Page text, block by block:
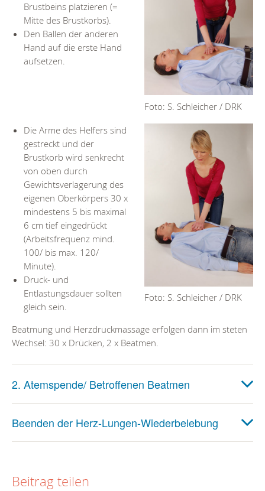
Foto: S. Schleicher / DRK
Brustbeins platzieren (=
Mitte des Brustkorbs).
Den Ballen der anderen
Hand auf die erste Hand
aufsetzen.
Foto: S. Schleicher / DRK
Die Arme des Helfers sind
gestreckt und der
Brustkorb wird senkrecht
von oben durch
Gewichtsverlagerung des
eigenen Oberkörpers 30 x
mindestens 5 bis maximal
6 cm tief eingedrückt
(Arbeitsfrequenz mind.
100/ bis max. 120/
Minute).
Druck- und
Entlastungsdauer sollten
gleich sein.
Beatmung und Herzdruckmassage erfolgen dann im steten
Wechsel: 30 x Drücken, 2 x Beatmen.
2. Atemspende/ Betroffenen Beatmen
Beenden der Herz-Lungen-Wiederbelebung
Beitrag teilen